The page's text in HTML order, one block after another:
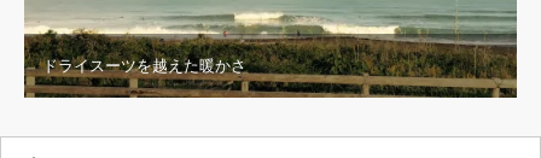
ドライスーツを越えた暖かさ